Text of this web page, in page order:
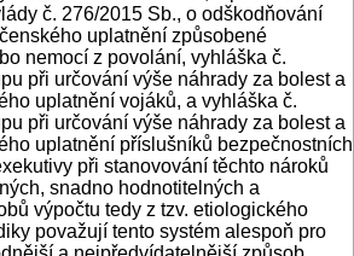
č. 276/2015 Sb., o odškodňování
uplatnění způsobené
nemocí z povolání, vyhláška č.
při určování výše náhrady za bolest a
uplatnění vojáků, a vyhláška č.
při určování výše náhrady za bolest a
uplatnění příslušníků bezpečnostních
při stanovování těchto nároků
snadno hodnotitelných a
výpočtu tedy z tzv. etiologického
považují tento systém alespoň pro